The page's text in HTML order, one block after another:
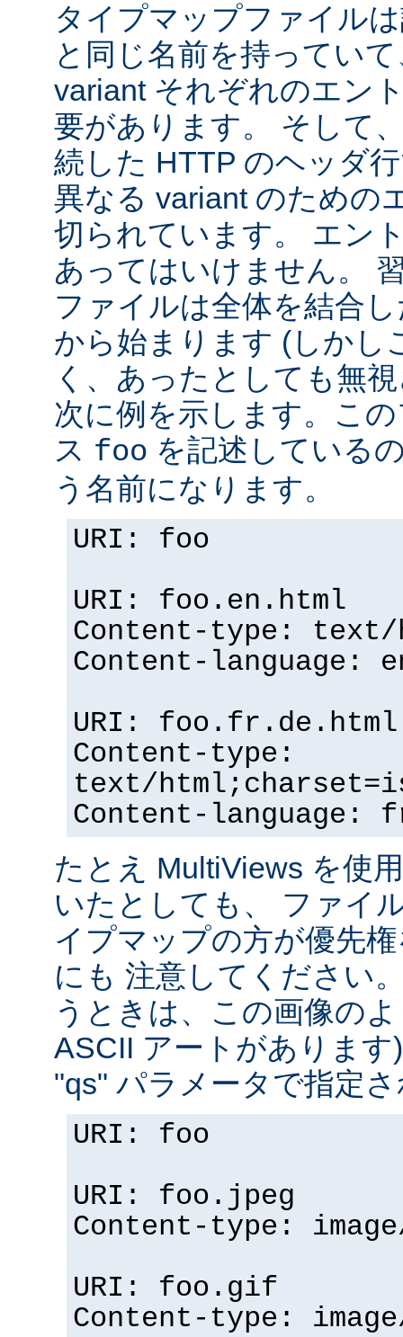
タイプマップファイル
と同じ名前を持ってい
variant それぞれのエン
要があります。 そして
続した HTTP のヘッダ
異なる variant のための
切られています。 エン
あってはいけません。
ファイルは全体を結合
から始まります (しかし
く、あったとしても無
次に例を示します。こ
ス foo を記述している
う名前になります。
URI: foo
URI: foo.en.html
Content-type: text/
Content-language:
URI: foo.fr.de.html
Content-type:
text/
Content-language:
たとえ MultiViews を使
いたとしても、 ファイ
イプマップの方が優先
にも 注意してください
うときは、この画像の
ASCII アートがありま
"qs" パラメータで指定
URI: foo
URI: foo.jpeg
Content-type:
URI: foo.gif
Content-type: